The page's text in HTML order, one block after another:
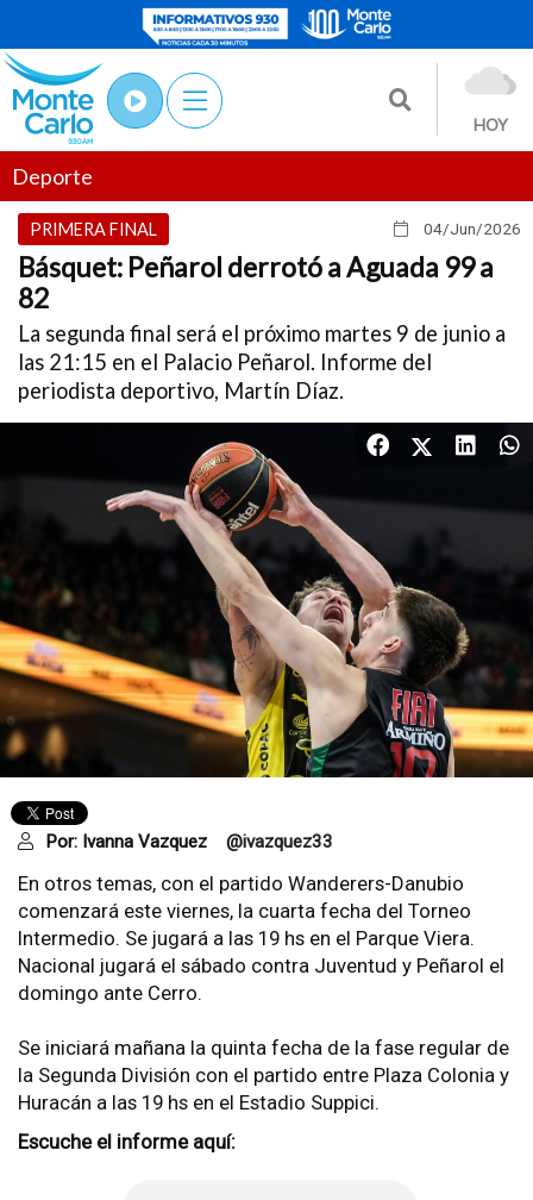
HOY
Deporte
04/Jun/2026
PRIMERA FINAL
Básquet: Peñarol derrotó a Aguada 99 a
82
La segunda final será el próximo martes 9 de junio a
las 21:15 en el Palacio Peñarol. Informe del
periodista deportivo, Martín Díaz.
Por: Ivanna Vazquez @ivazquez33
En otros temas, con el partido Wanderers-Danubio
comenzará este viernes, la cuarta fecha del Torneo
Intermedio. Se jugará a las 19 hs en el Parque Viera.
Nacional jugará el sábado contra Juventud y Peñarol el
domingo ante Cerro.
Se iniciará mañana la quinta fecha de la fase regular de
la Segunda División con el partido entre Plaza Colonia y
Huracán a las 19 hs en el Estadio Suppici.
Escuche el informe aquí: